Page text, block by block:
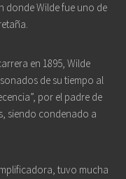
donde Wilde fue uno de
en 1895, Wilde
de su tiempo al
por el padre de
siendo condenado a
tuvo mucha